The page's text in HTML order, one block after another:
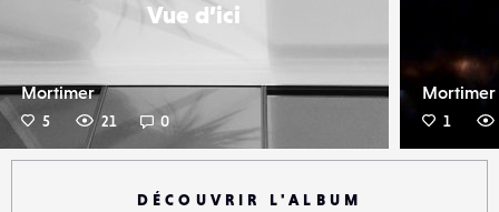
Vue d’ici
Mortimer
5 21 0
Mortimer
1
DÉCOUVRIR L'ALBUM